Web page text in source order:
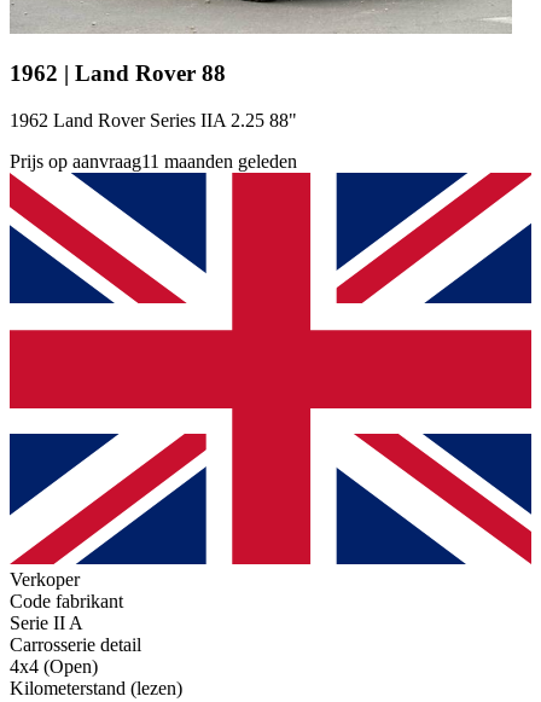
1962 | Land Rover 88
1962 Land Rover Series IIA 2.25 88"
Prijs op aanvraag11 maanden geleden
Verkoper
Code fabrikant
Serie II A
Carrosserie detail
4x4 (Open)
Kilometerstand (lezen)